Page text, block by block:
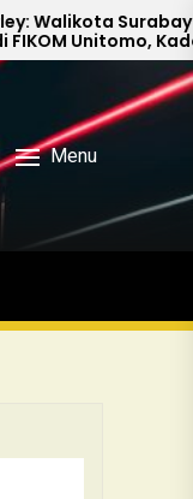
Surabaya
Kado
Menu